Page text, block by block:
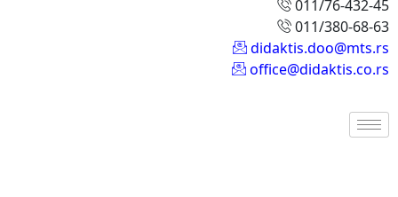
011/76-432-45
011/380-68-63
didaktis.doo@mts.rs
office@didaktis.co.rs